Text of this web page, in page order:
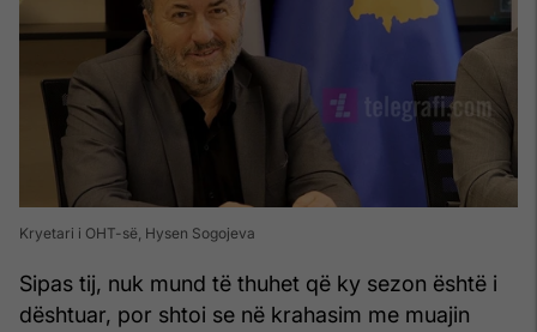
Kryetari i OHT-së, Hysen Sogojeva
Sipas tij, nuk mund të thuhet që ky sezon është i
dështuar, por shtoi se në krahasim me muajin